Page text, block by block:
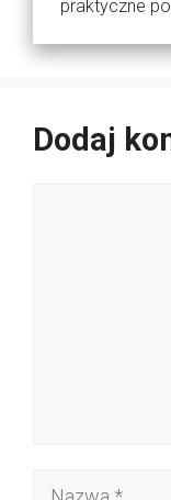
praktyczne
Dodaj
Nazwa